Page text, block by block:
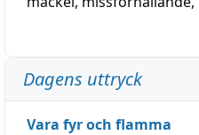
Dagens uttryck
Vara fyr och flamma